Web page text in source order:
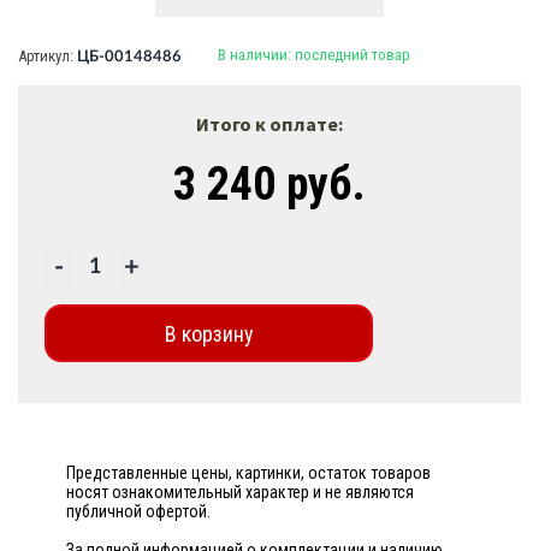
Артикул: ЦБ-00148486 В наличии: последний товар
Представленные цены, картинки, остаток товаров
носят ознакомительный характер и не являются
публичной офертой.
Итого к оплате:
3 240 руб.
+
-
В корзину